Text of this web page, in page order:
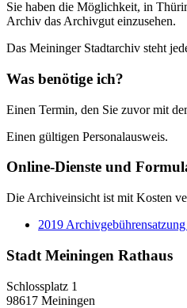
Sie haben die Möglichkeit, in
Archiv das Archivgut einzusehen.
Das Meininger Stadtarchiv steht
Was benötige ich?
Einen Termin, den Sie zuvor mit
Einen gültigen Personalausweis.
Online-Dienste und
Die Archiveinsicht ist mit Kosten
2019
Stadt Meiningen Rathaus
Schlossplatz 1
98617 Meiningen